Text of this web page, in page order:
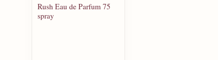
Rush Eau de Parfum 75
spray